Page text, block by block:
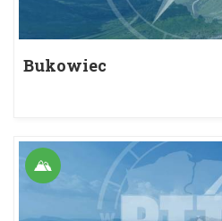
Bukowiec